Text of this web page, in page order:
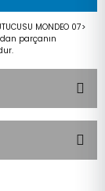
MONDEO 07>
parçanın